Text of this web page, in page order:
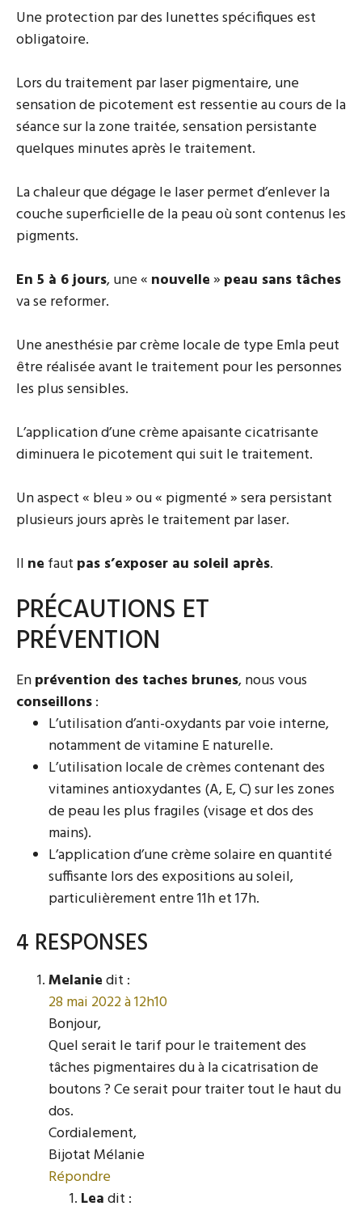
Une protection par des lunettes spécifiques est
obligatoire.
Lors du traitement par laser pigmentaire, une
sensation de picotement est ressentie au cours de la
séance sur la zone traitée, sensation persistante
quelques minutes après le traitement.
La chaleur que dégage le laser permet d’enlever la
couche superficielle de la peau où sont contenus les
pigments.
En 5 à 6 jours, une « nouvelle» peau sans tâches
va se reformer.
Une anesthésie par crème locale de type Emla peut
être réalisée avant le traitement pour les personnes
les plus sensibles.
L’application d’une crème apaisante cicatrisante
diminuera le picotement qui suit le traitement.
Un aspect « bleu » ou « pigmenté » sera persistant
plusieurs jours après le traitement par laser.
Il ne faut pas s’exposer au soleil après.
PRÉCAUTIONS ET
PRÉVENTION
Enprévention des taches brunes, nous vous
conseillons:
L’utilisation d’anti-oxydants par voie interne,
notamment de vitamine E naturelle.
L’utilisation locale de crèmes contenant des
vitamines antioxydantes (A, E, C) sur les zones
de peau les plus fragiles (visage et dos des
mains).
L’application d’une crème solaire en quantité
suffisante lors des expositions au soleil,
particulièrement entre 11h et 17h.
4 RESPONSES
Melaniedit :
28 mai 2022 à 12h10
Bonjour,
Quel serait le tarif pour le traitement des
tâches pigmentaires du à la cicatrisation de
boutons ? Ce serait pour traiter tout le haut du
dos.
Cordialement,
Bijotat Mélanie
Répondre
Leadit :